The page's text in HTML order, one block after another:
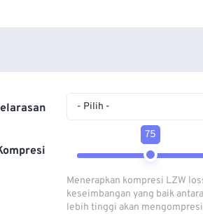
- Pilih -
75
Menerapkan kompresi LZW
keseimbangan yang baik
lebih tinggi akan